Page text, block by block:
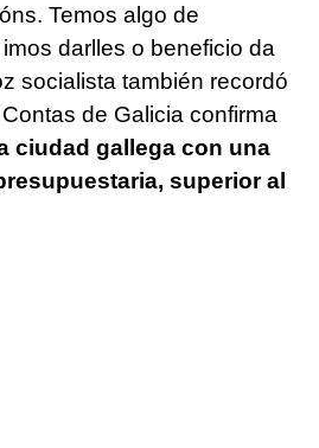
Temos algo de
darlles o beneficio da
socialista también recordó
de Galicia confirma
ciudad gallega con una
superior al